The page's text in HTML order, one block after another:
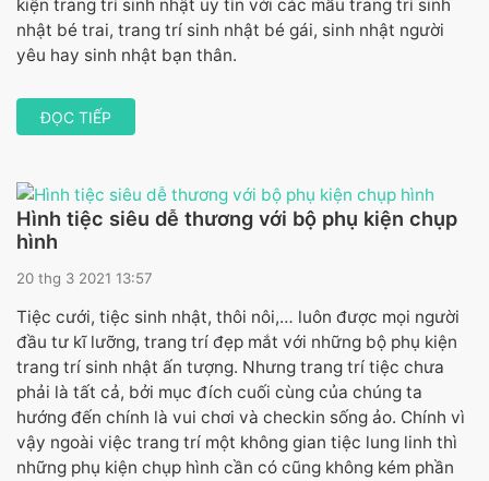
kiện trang trí sinh nhật uy tín với các mẫu trang trí sinh
nhật bé trai, trang trí sinh nhật bé gái, sinh nhật người
yêu hay sinh nhật bạn thân.
ĐỌC TIẾP
Hình tiệc siêu dễ thương với bộ phụ kiện chụp
hình
20 thg 3 2021 13:57
Tiệc cưới, tiệc sinh nhật, thôi nôi,… luôn được mọi người
đầu tư kĩ lưỡng, trang trí đẹp mắt với những bộ phụ kiện
trang trí sinh nhật ấn tượng. Nhưng trang trí tiệc chưa
phải là tất cả, bởi mục đích cuối cùng của chúng ta
hướng đến chính là vui chơi và checkin sống ảo. Chính vì
vậy ngoài việc trang trí một không gian tiệc lung linh thì
những phụ kiện chụp hình cần có cũng không kém phần